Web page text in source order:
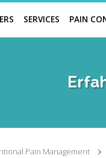
SERVICES PAIN
Pain Management